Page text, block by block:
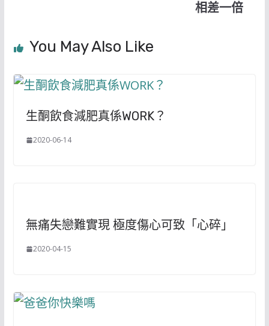
相差一倍
You May Also Like
生酮飲食減肥真係WORK？
2020-06-14
無痛失戀難實現 極度傷心可致「心碎」
2020-04-15